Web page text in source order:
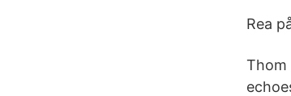
Rea
Thom